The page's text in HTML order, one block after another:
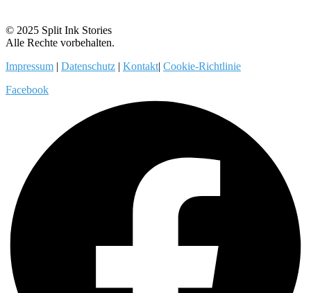
© 2025 Split Ink Stories
Alle Rechte vorbehalten.
Impressum | Datenschutz | Kontakt| Cookie-Richtlinie
Facebook